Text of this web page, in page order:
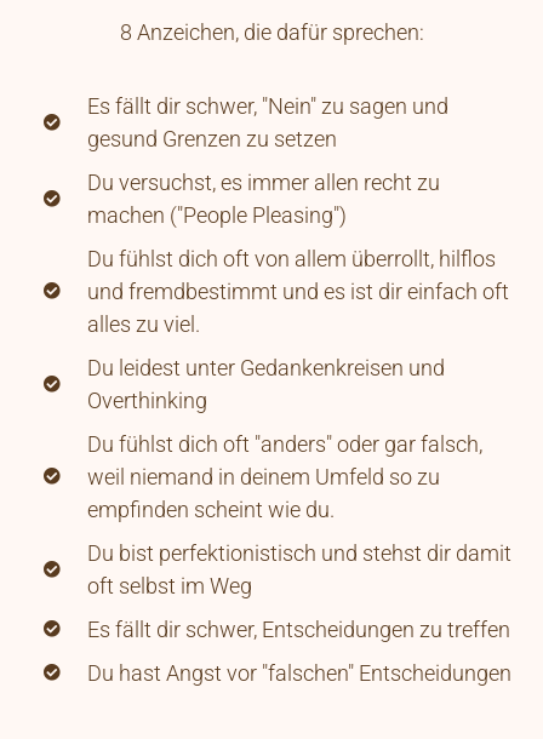
8 Anzeichen, die dafür sprechen:
Es fällt dir schwer, "Nein" zu sagen und
gesund Grenzen zu setzen
Du versuchst, es immer allen recht zu
machen ("People Pleasing")
Du fühlst dich oft von allem überrollt, hilflos
und fremdbestimmt und es ist dir einfach oft
alles zu viel.
Du leidest unter Gedankenkreisen und
Overthinking
Du fühlst dich oft "anders" oder gar falsch,
weil niemand in deinem Umfeld so zu
empfinden scheint wie du.
Du bist perfektionistisch und stehst dir damit
oft selbst im Weg
Es fällt dir schwer, Entscheidungen zu treffen
Du hast Angst vor "falschen" Entscheidungen